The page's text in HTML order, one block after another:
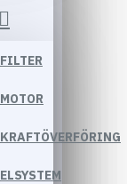
FILTER
MOTOR
KRAFTÖVERFÖRING
ELSYSTEM